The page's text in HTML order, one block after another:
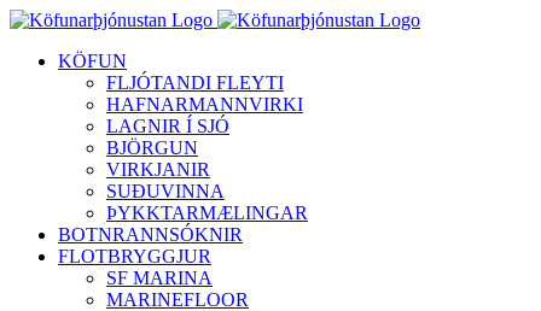
Skip
contentKÖFUN
FLJÓTANDI FLEYTI
HAFNARMANNVIRKI
LAGNIR Í SJÓ
BJÖRGUN
VIRKJANIR
SUÐUVINNA
ÞYKKTARMÆLINGAR
BOTNRANNSÓKNIR
FLOTBRYGGJUR
SF MARINA
MARINEFLOOR